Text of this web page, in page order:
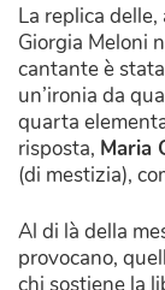
La replica
Giorgia Meloni
cantante è
un’ironia da
quarta
risposta, Maria
(di mestizia),
Al di là della
provocano,